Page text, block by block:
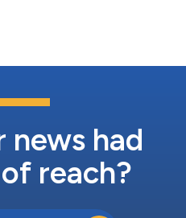
forma a la hoja de ruta
de forma más holística
news had
reach?